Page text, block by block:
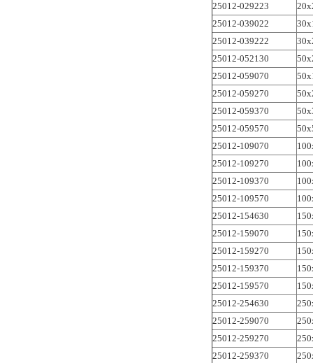
25012-029223
25012-039022
25012-039222
25012-052130
25012-059070
25012-059270
25012-059370
25012-059570
25012-109070
25012-109270
25012-109370
25012-109570
25012-154630
25012-159070
25012-159270
25012-159370
25012-159570
25012-254630
25012-259070
25012-259270
25012-259370